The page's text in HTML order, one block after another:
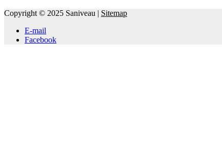
Copyright © 2025 Saniveau | Sitemap
E-mail
Facebook